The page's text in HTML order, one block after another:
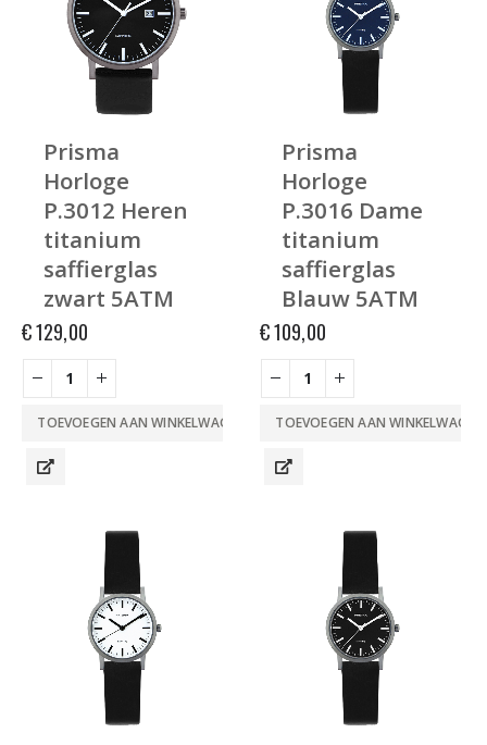
Prisma
Horloge
P.3012 Heren
titanium
saffierglas
zwart 5ATM
€129,00
TOEVOEGEN AAN WINKELWAGEN
Prisma
Horloge
P.3016 Dame
titanium
saffierglas
Blauw 5ATM
€109,00
TOEVOEGEN AAN WINKELWAGEN